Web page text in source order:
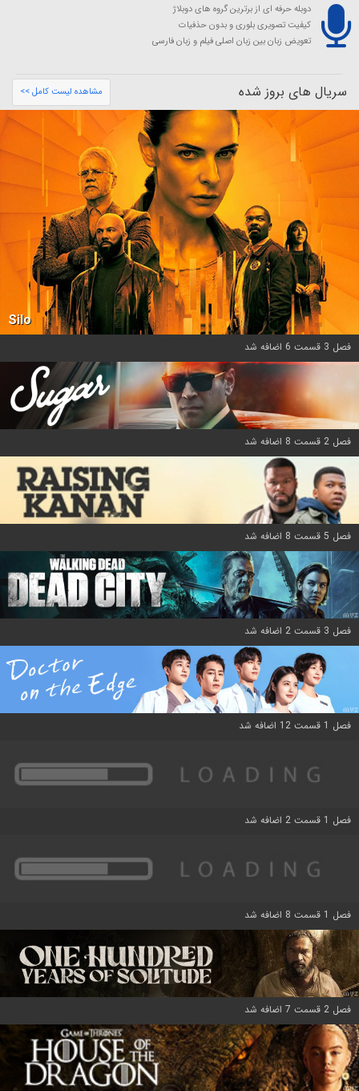
دوبله حرفه ای از برترین گروه های دوبلاژ
کیفیت تصویری بلوری و بدون حذفیات
تعویض زبان بین زبان اصلی فیلم و زبان فارسی
سریال های بروز شده مشاهده لیست کامل >>
Silo
فصل 3 قسمت 6 اضافه شد
فصل 2 قسمت 8 اضافه شد
فصل 5 قسمت 8 اضافه شد
فصل 3 قسمت 2 اضافه شد
فصل 1 قسمت 12 اضافه شد
فصل 1 قسمت 2 اضافه شد
فصل 1 قسمت 8 اضافه شد
فصل 2 قسمت 7 اضافه شد